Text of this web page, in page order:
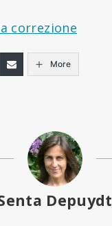
correzione
More
Depuydt